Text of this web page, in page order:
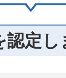
認定し